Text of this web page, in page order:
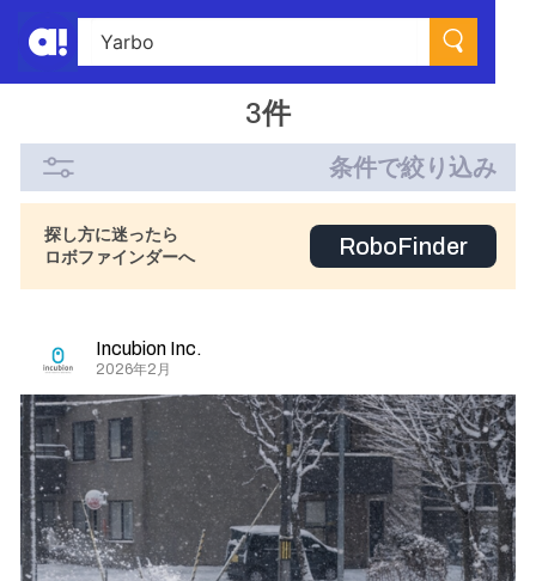
3件
条件で絞り込み
探し方に迷ったら
ロボファインダーへ
RoboFinder
Incubion Inc.
2026年2月